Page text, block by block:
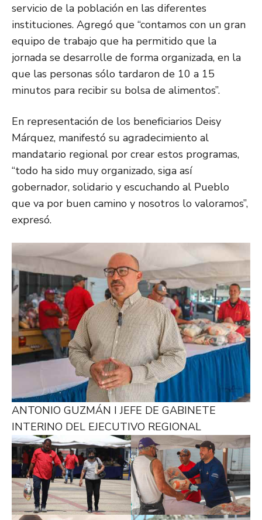
servicio de la población en las diferentes
instituciones. Agregó que “contamos con un gran
equipo de trabajo que ha permitido que la
jornada se desarrolle de forma organizada, en la
que las personas sólo tardaron de 10 a 15
minutos para recibir su bolsa de alimentos”.
En representación de los beneficiarios Deisy
Márquez, manifestó su agradecimiento al
mandatario regional por crear estos programas,
“todo ha sido muy organizado, siga así
gobernador, solidario y escuchando al Pueblo
que va por buen camino y nosotros lo valoramos”,
expresó.
ANTONIO GUZMÁN I JEFE DE GABINETE
INTERINO DEL EJECUTIVO REGIONAL